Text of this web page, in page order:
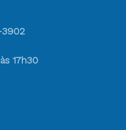
3902
17h30